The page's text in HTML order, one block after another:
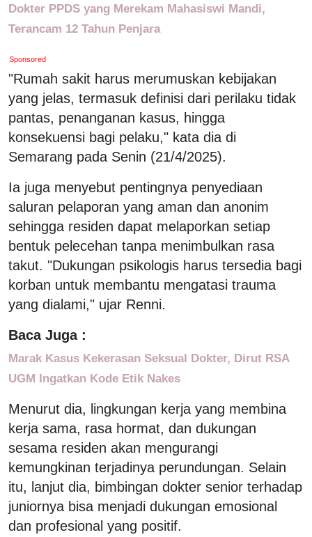
Dokter PPDS yang Merekam Mahasiswi Mandi,
Terancam 12 Tahun Penjara
Sponsored
"Rumah sakit harus merumuskan kebijakan
yang jelas, termasuk definisi dari perilaku tidak
pantas, penanganan kasus, hingga
konsekuensi bagi pelaku," kata dia di
Semarang pada Senin (21/4/2025).
Ia juga menyebut pentingnya penyediaan
saluran pelaporan yang aman dan anonim
sehingga residen dapat melaporkan setiap
bentuk pelecehan tanpa menimbulkan rasa
takut. "Dukungan psikologis harus tersedia bagi
korban untuk membantu mengatasi trauma
yang dialami," ujar Renni.
Baca Juga :
Marak Kasus Kekerasan Seksual Dokter, Dirut RSA
UGM Ingatkan Kode Etik Nakes
Menurut dia, lingkungan kerja yang membina
kerja sama, rasa hormat, dan dukungan
sesama residen akan mengurangi
kemungkinan terjadinya perundungan. Selain
itu, lanjut dia, bimbingan dokter senior terhadap
juniornya bisa menjadi dukungan emosional
dan profesional yang positif.